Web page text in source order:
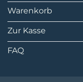
Warenkorb
Zur Kasse
FAQ